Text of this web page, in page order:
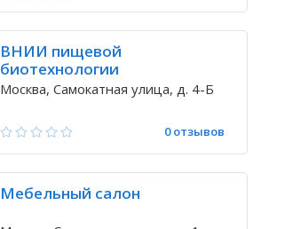
ВНИИ пищевой
биотехнологии
россельхозакадемии
Москва, Самокатная улица, д. 4-Б
0 отзывов
Мебельный салон